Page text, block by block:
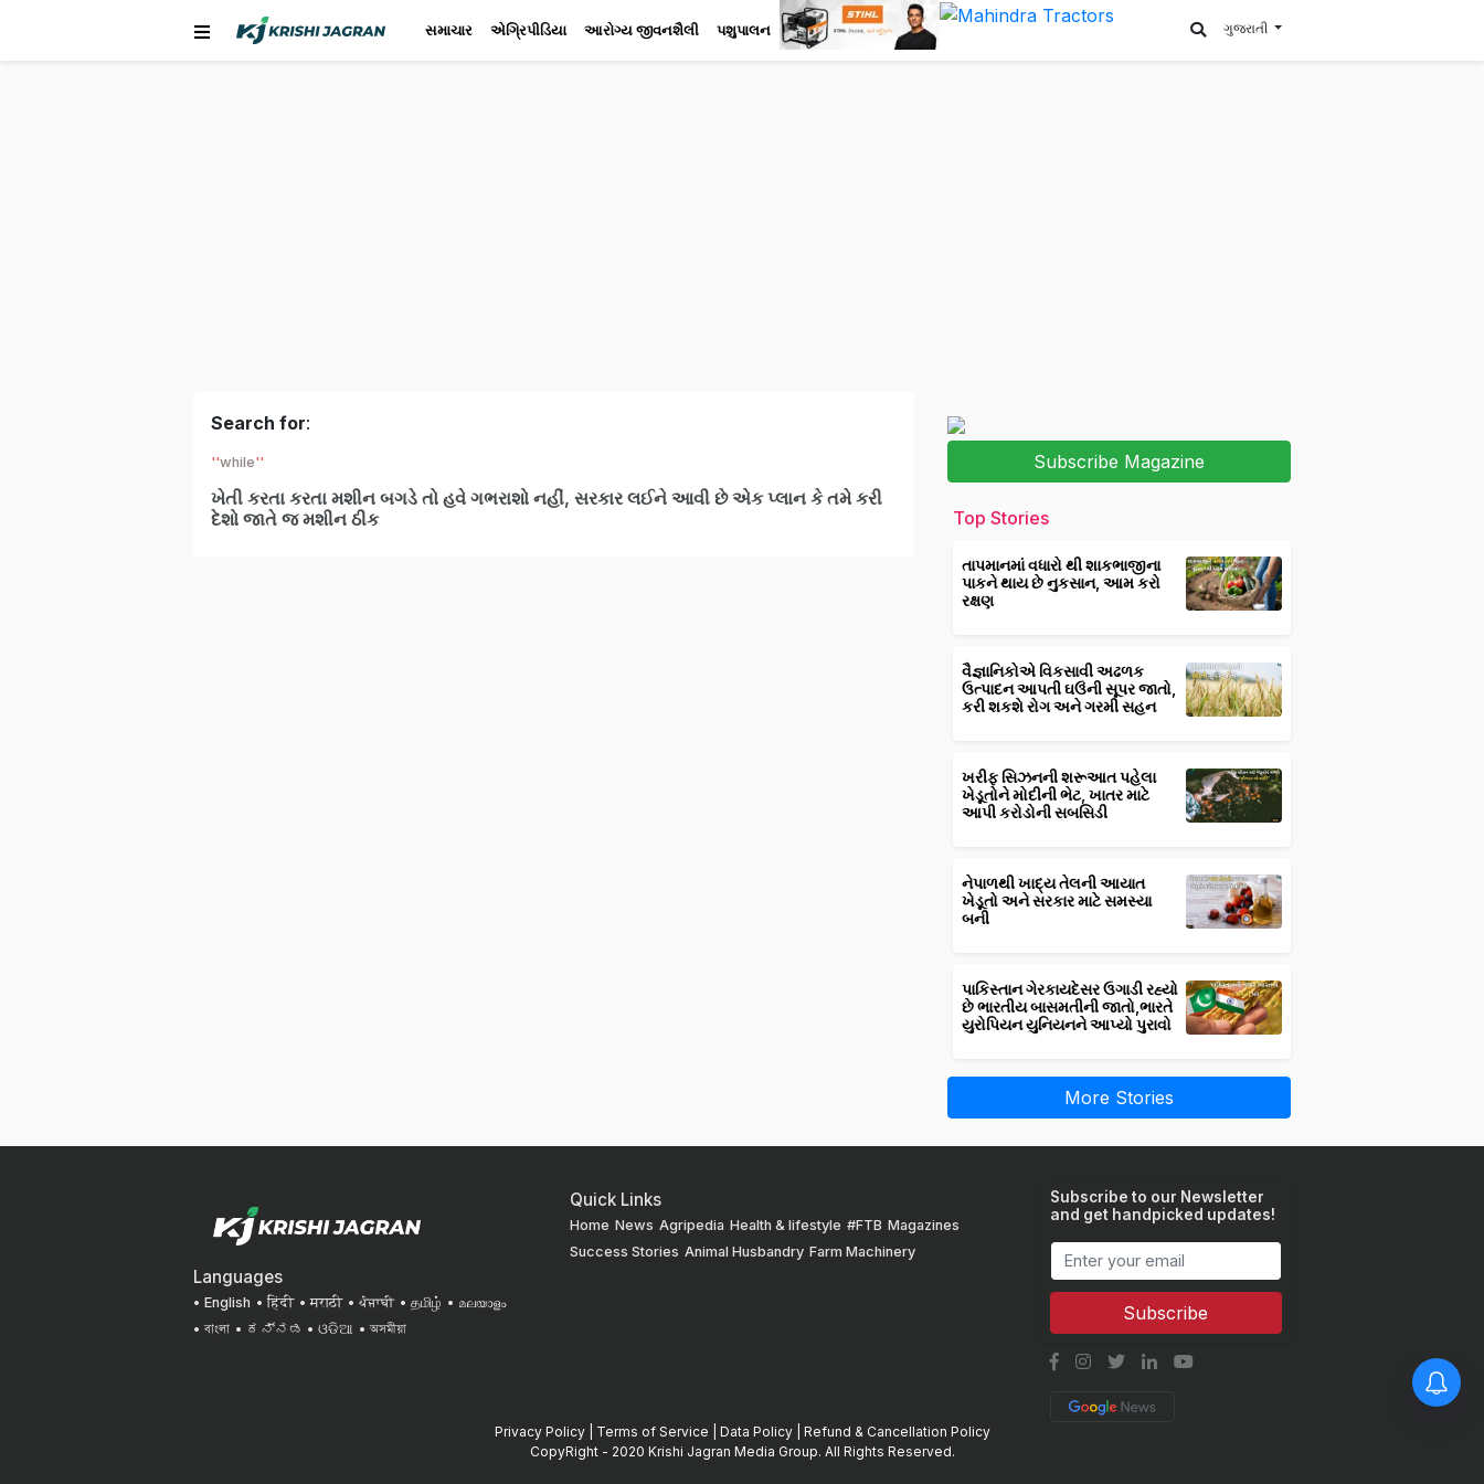
સમાચાર એગ્રિપીડિયા આરોગ્ય જીવનશૈલી પશુપાલન ગુજરાતી
Search for:
while
ખેતી કરતા કરતા મશીન બગડે તો હવે ગભરાશો નહીં, સરકાર લઈને આવી છે એક પ્લાન કે તમે કરી
દેશો જાતે જ મશીન ઠીક
Subscribe Magazine
Top Stories
તાપમાનમાં વધારો થી શાકભાજીના
પાકને થાય છે નુકસાન, આમ કરો
રક્ષણ
વૈજ્ઞાનિકોએ વિકસાવી અઢળક
ઉત્પાદન આપતી ઘઉંની સૂપર જાતો,
કરી શકશે રોગ અને ગરમી સહન
ખરીફ સિઝનની શરૂઆત પહેલા
ખેડૂતોને મોદીની ભેટ, ખાતર માટે
આપી કરોડોની સબસિડી
નેપાળથી ખાદ્ય તેલની આયાત
ખેડૂતો અને સરકાર માટે સમસ્યા
બની
પાકિસ્તાન ગેરકાયદેસર ઉગાડી રહ્યો
છે ભારતીય બાસમતીની જાતો,ભારતે
યુરોપિયન યુનિયનને આપ્યો પુરાવો
More Stories
Languages
English हिंदी मराठी ਪੰਜਾਬੀ தமிழ்
മലയാളം
বাংলা
ಕನ್ನಡ ଓଡିଆ অসমীয়া
Quick Links
Home News Agripedia Health & lifestyle #FTB Magazines
Success Stories Animal Husbandry Farm Machinery
Subscribe to our Newsletter
and get handpicked updates!
Subscribe
Privacy Policy| Terms of Service Data Policy| Refund & Cancellation Policy
CopyRight - 2020 Krishi Jagran Media Group. All Rights Reserved.